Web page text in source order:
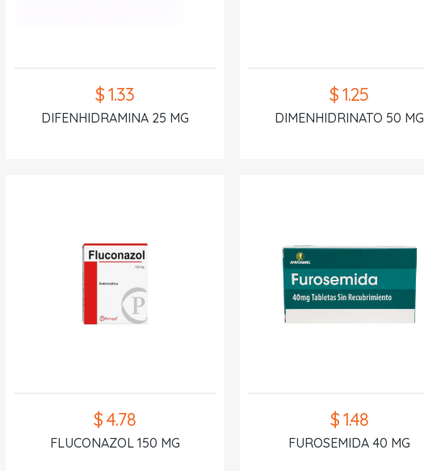
$ 1.33
DIFENHIDRAMINA 25 MG
$ 1.25
DIMENHIDRINATO 50 MG
$ 4.78
FLUCONAZOL 150 MG
$ 1.48
FUROSEMIDA 40 MG